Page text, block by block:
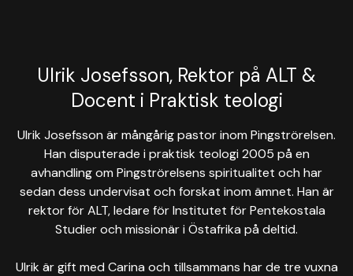
Ulrik Josefsson, Rektor på ALT &
Docent i Praktisk teologi
Ulrik Josefsson är mångårig pastor inom Pingströrelsen.
Han disputerade i praktisk teologi 2005 på en
avhandling om Pingströrelsens spiritualitet och har
sedan dess undervisat och forskat inom ämnet. Han är
rektor för ALT, ledare för Institutet för Pentekostala
Studier och missionär i Östafrika på deltid.
Ulrik är gift med Carina och tillsammans har de tre vuxna